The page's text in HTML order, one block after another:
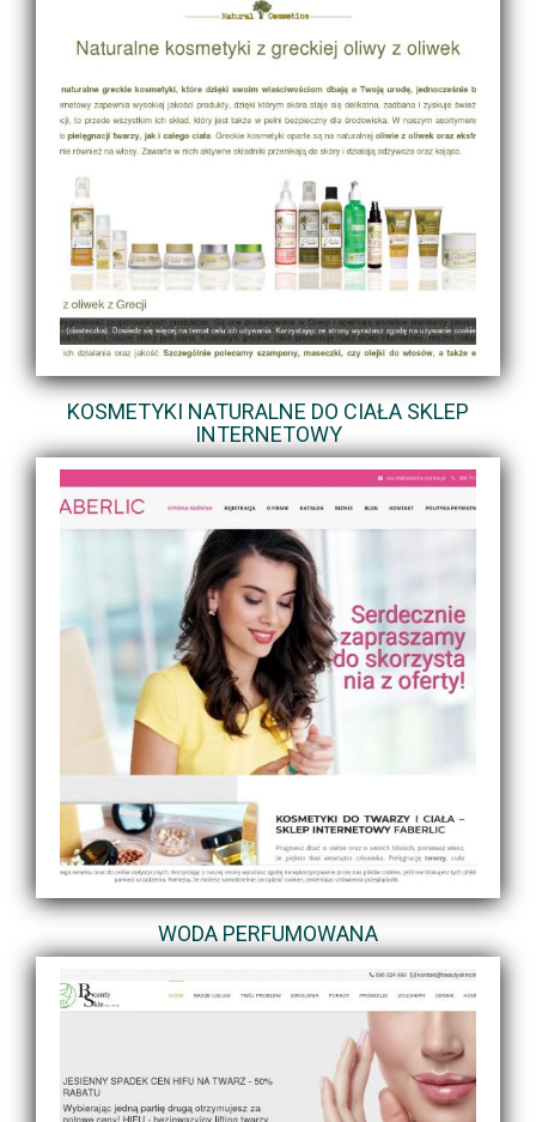
KOSMETYKI NATURALNE DO CIAŁA SKLEP
INTERNETOWY
WODA PERFUMOWANA